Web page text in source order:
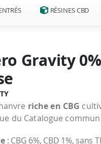
RÉSINES CBD
Gravity
riche en CBG
du Catalogue
: CBG 6%, CBD 1%, sans